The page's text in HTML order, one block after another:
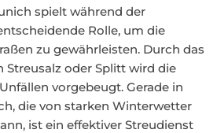
spielt während der
Rolle, um die
zu gewährleisten. Durch das
Streusalz oder Splitt wird die
vorgebeugt. Gerade in
die von starken Winterwetter
ist ein effektiver Streudienst